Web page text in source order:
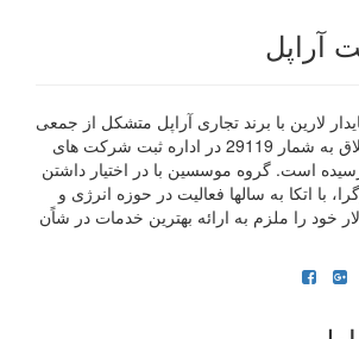
آراپل
لارین با برند تجاری آراپل متشکل از جمعی
از مهندسین پویا و خلاق به شمار 29119 در اداره ثبت شرکت های
است. گروه موسسین با در اختیار داشتن
با اتکا به سالها فعالیت در حوزه انرژی و
خود را ملزم به ارائه بهترین خدمات در شاًن